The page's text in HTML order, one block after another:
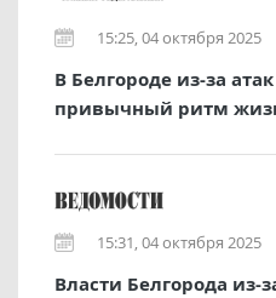
15:25, 04 октября 2025
В Белгороде из-за
привычный ритм
15:31, 04 октября 2025
Власти Белгорода из-